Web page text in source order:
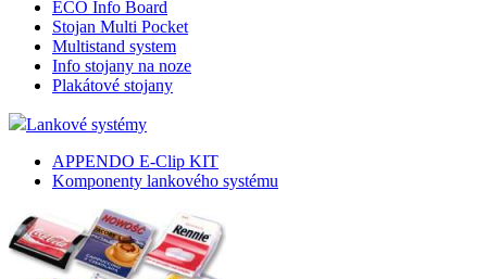
ECO Info Board
Stojan Multi Pocket
Multistand system
Info stojany na noze
Plakátové stojany
Lankové systémy
APPENDO E-Clip KIT
Komponenty lankového systému